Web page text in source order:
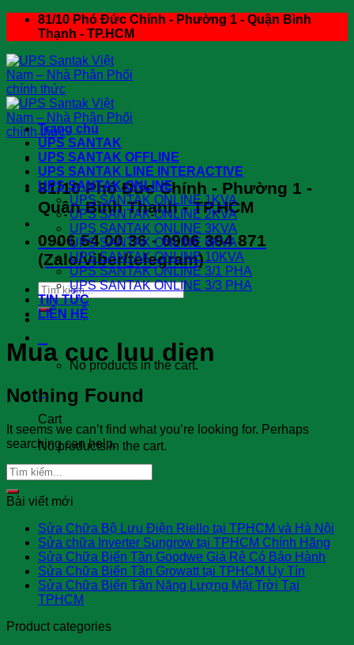
Skip
81/10 Phó Đức Chính - Phường 1 - Quận Bình
Thạnh - TP.HCM
81/10 Phó Đức Chính - Phường 1 -
Quận Bình Thạnh - TP.HCM
0906 54 00 36 - 0906 394 871
(Zalo/viber/telegram)
Search
for:
No products in the cart.
0
Cart
No products in the cart.
Trang chủ
UPS SANTAK
UPS SANTAK OFFLINE
UPS SANTAK LINE INTERACTIVE
UPS SANTAK ONLINE
UPS SANTAK ONLINE 1KVA
UPS SANTAK ONLINE 2KVA
UPS SANTAK ONLINE 3KVA
UPS SANTAK ONLINE 6KVA
UPS SANTAK ONLINE 10KVA
UPS SANTAK ONLINE 3/1 PHA
UPS SANTAK ONLINE 3/3 PHA
TIN TỨC
LIÊN HỆ
Mua cuc luu dien
Nothing Found
It seems we can’t find what you’re looking for. Perhaps
searching can help.
Bài viết mới
Sửa Chữa Bộ Lưu Điện Riello tại TPHCM và Hà Nội
Sửa chữa Inverter Sungrow tại TPHCM Chính Hãng
Sửa Chữa Biến Tần Goodwe Giá Rẻ Có Bảo Hành
Sửa Chữa Biến Tần Growatt tại TPHCM Uy Tín
Sửa Chữa Biến Tần Năng Lượng Mặt Trời Tại
TPHCM
Product categories